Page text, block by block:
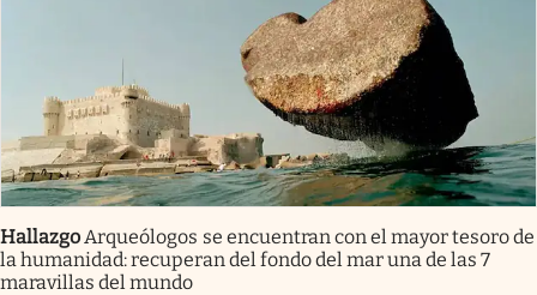
Hallazgo Arqueólogos se encuentran con el mayor tesoro de
la humanidad: recuperan del fondo del mar una de las 7
maravillas del mundo